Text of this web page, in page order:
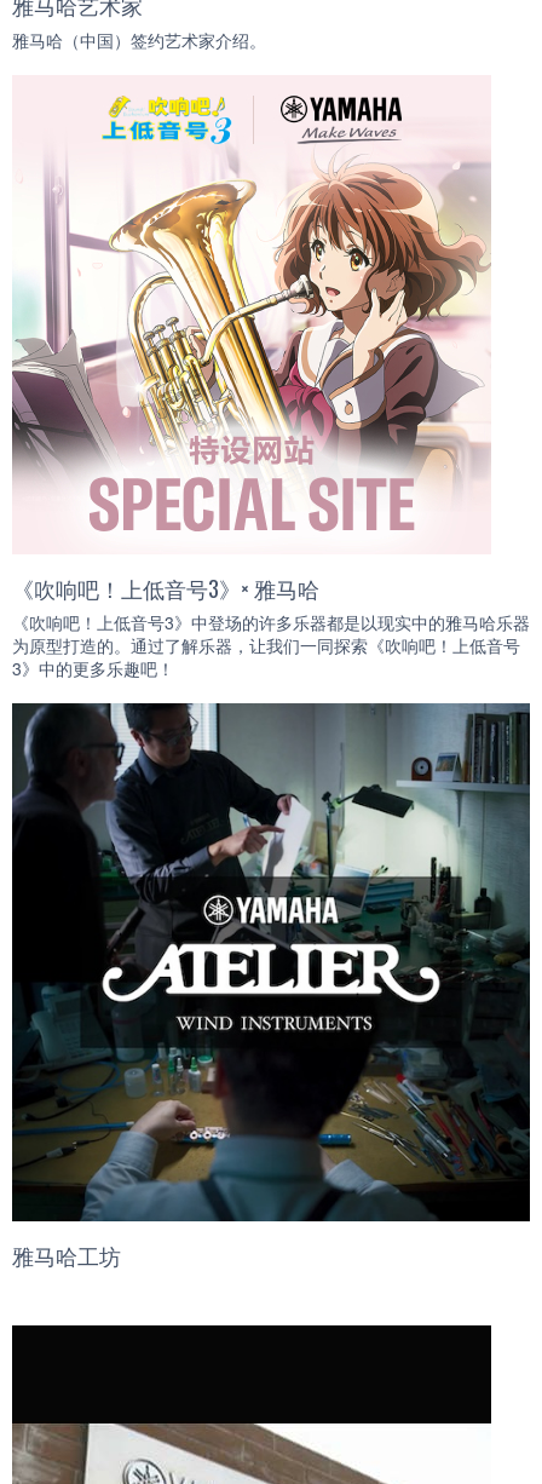
雅马哈（中国）签约艺术家介绍。
《吹响吧！上低音号3》× 雅马哈
《吹响吧！上低音号3》中登场的许多乐器都是以现实中的雅马哈乐器
为原型打造的。通过了解乐器，让我们一同探索《吹响吧！上低音号
3》中的更多乐趣吧！
雅马哈工坊